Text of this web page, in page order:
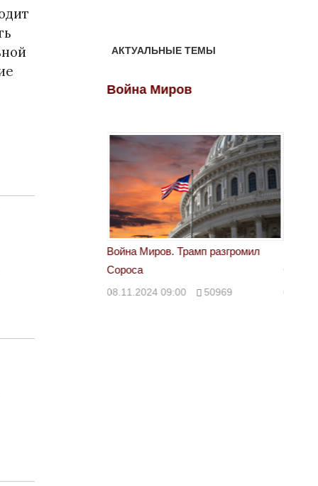
АКТУАЛЬНЫЕ ТЕМЫ
разгромил
Война Миров
Война Миров. Трамп разгромил
Сороса
08.11.2024 09:00 50969